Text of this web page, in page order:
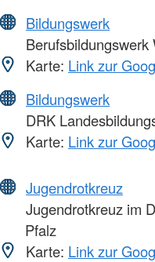
Bildungswerk
Berufsbildungswerk
Karte: Link zur
Bildungswerk
DRK
Karte: Link zur
Jugendrotkreuz
Jugendrotkreuz im
Pfalz
Karte: Link zur